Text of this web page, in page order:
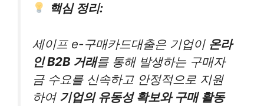
핵심 정리:
세이프 e-구매카드대출은 기업이 온라
인 B2B 거래를 통해 발생하는 구매자
금 수요를 신속하고 안정적으로 지원
하여 기업의 유동성 확보와 구매 활동